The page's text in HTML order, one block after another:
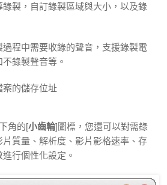
錄製，自訂錄製區域與大小，以及錄
程中需要收錄的聲音，支援錄製電
錄製聲音等。
案的儲存位址
角的[小齒輪]圖標，您還可以對需錄
質量、解析度、影片影格速率、存
行個性化設定。